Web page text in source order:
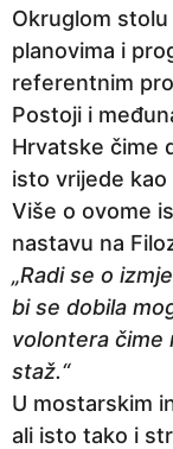
Okruglom
planovima i
referentnim
Postoji i
Hrvatske čime
isto vrijede kao
Više o ovome
nastavu na
„Radi se o
bi se dobila
volontera čime
staž.“
U mostarskim
ali isto tako i